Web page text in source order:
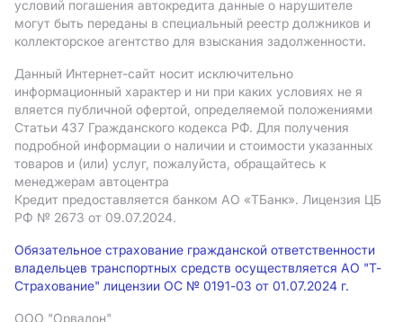
условий погашения автокредита данные о нарушителе
могут быть переданы в специальный реестр должников и
коллекторское агентство для взыскания задолженности.
Данный Интернет-сайт носит исключительно
информационный характер и ни при каких условиях не я
вляется публичной офертой, определяемой положениями
Статьи 437 Гражданского кодекса РФ. Для получения
подробной информации о наличии и стоимости указанных
товаров и (или) услуг, пожалуйста, обращайтесь к
менеджерам автоцентра
Кредит предоставляется банком АO «ТБанк». Лицензия ЦБ
РФ № 2673 от 09.07.2024.
Обязательное страхование гражданской ответственности
владельцев транспортных средств осуществляется АО "Т-
Страхование" лицензии ОС № 0191-03 от 01.07.2024 г.
ООО "Орвалон"